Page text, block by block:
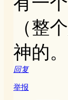
（整
神的。
回复
举报